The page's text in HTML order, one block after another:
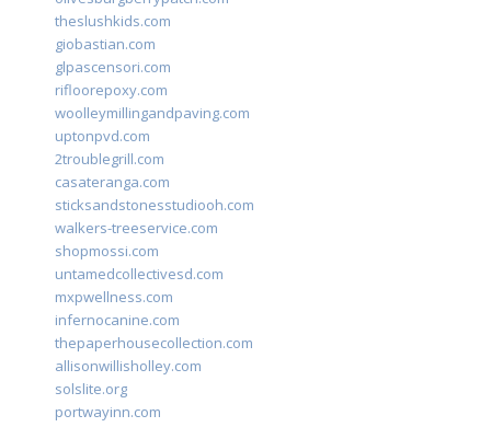
theslushkids.com
giobastian.com
glpascensori.com
rifloorepoxy.com
woolleymillingandpaving.com
uptonpvd.com
2troublegrill.com
casateranga.com
sticksandstonesstudiooh.com
walkers-treeservice.com
shopmossi.com
untamedcollectivesd.com
mxpwellness.com
infernocanine.com
thepaperhousecollection.com
allisonwillisholley.com
solslite.org
portwayinn.com